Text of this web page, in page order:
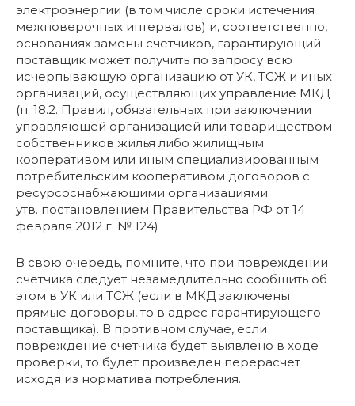
электроэнергии (в том числе сроки истечения
межповерочных интервалов) и, соответственно,
основаниях замены счетчиков, гарантирующий
поставщик может получить по запросу всю
исчерпывающую организацию от УК, ТСЖ и иных
организаций, осуществляющих управление МКД
(п. 18.2. Правил, обязательных при заключении
управляющей организацией или товариществом
собственников жилья либо жилищным
кооперативом или иным специализированным
потребительским кооперативом договоров с
ресурсоснабжающими организациями
утв. постановлением Правительства РФ от 14
февраля 2012 г. № 124)
В свою очередь, помните, что при повреждении
счетчика следует незамедлительно сообщить об
этом в УК или ТСЖ (если в МКД заключены
прямые договоры, то в адрес гарантирующего
поставщика). В противном случае, если
повреждение счетчика будет выявлено в ходе
проверки, то будет произведен перерасчет
исходя из норматива потребления.